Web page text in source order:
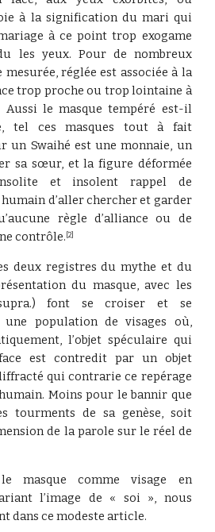
à la signification du mari qui
à ce point trop exogame
les yeux. Pour de nombreux
réglée est associée à la
trop proche ou trop lointaine à
Aussi le masque tempéré est-il
tel ces masques tout à fait
un Swaihé est une monnaie, un
sa sœur, et la figure déformée
et insolent rappel de
d’aller chercher et garder
règle d’alliance ou de
contrôle. [2]
deux registres du mythe et du
du masque, avec les
font se croiser et se
population de visages où,
l’objet spéculaire qui
est contredit par un objet
qui contrarie ce repérage
Moins pour le bannir que
tourments de sa genèse, soit
de la parole sur le réel de
masque comme visage en
l’image de « soi », nous
dans ce modeste article.